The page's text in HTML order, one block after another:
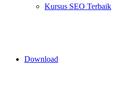
Kursus SEO Terbaik
Download